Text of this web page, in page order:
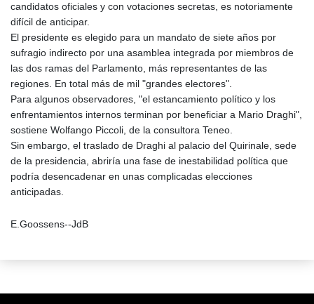
candidatos oficiales y con votaciones secretas, es notoriamente
difícil de anticipar.
El presidente es elegido para un mandato de siete años por
sufragio indirecto por una asamblea integrada por miembros de
las dos ramas del Parlamento, más representantes de las
regiones. En total más de mil "grandes electores".
Para algunos observadores, "el estancamiento político y los
enfrentamientos internos terminan por beneficiar a Mario Draghi",
sostiene Wolfango Piccoli, de la consultora Teneo.
Sin embargo, el traslado de Draghi al palacio del Quirinale, sede
de la presidencia, abriría una fase de inestabilidad política que
podría desencadenar en unas complicadas elecciones
anticipadas.
E.Goossens--JdB